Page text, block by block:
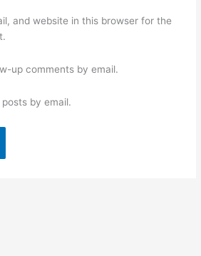
and website in this browser for the
up comments by email.
by email.